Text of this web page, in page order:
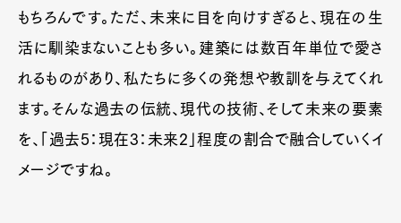
もちろんです。ただ、未来に目を向けすぎると、現在の生
活に馴染まないことも多い。建築には数百年単位で愛さ
れるものがあり、私たちに多くの発想や教訓を与えてくれ
ます。そんな過去の伝統、現代の技術、そして未来の要素
を、「過去5：現在3：未来2」程度の割合で融合していくイ
メージですね。